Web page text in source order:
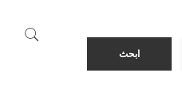
ابحث